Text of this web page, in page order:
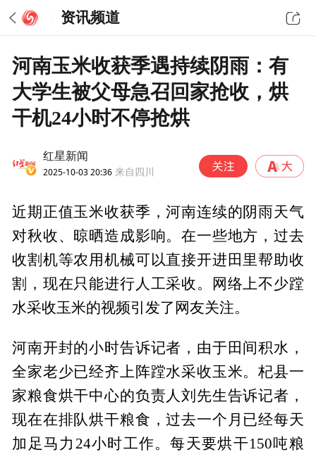
资讯频道
河南玉米收获季遇持续阴雨：有
大学生被父母急召回家抢收，烘
干机24小时不停抢烘
红星新闻
2025-10-03 20:36 来自四川
近期正值玉米收获季，河南连续的阴雨天气
对秋收、晾晒造成影响。在一些地方，过去
收割机等农用机械可以直接开进田里帮助收
割，现在只能进行人工采收。网络上不少蹚
水采收玉米的视频引发了网友关注。
河南开封的小时告诉记者，由于田间积水，
全家老少已经齐上阵蹚水采收玉米。杞县一
家粮食烘干中心的负责人刘先生告诉记者，
现在在排队烘干粮食，过去一个月已经每天
加足马力24小时工作。每天要烘干150吨粮